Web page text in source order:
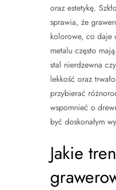
oraz estetykę.
sprawia, że
kolorowe, co daje
metalu często
stal nierdzewna
lekkość oraz
przybierać
wspomnieć o
być doskonałym
Jakie